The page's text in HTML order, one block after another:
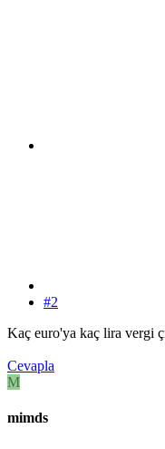
#2
Kaç euro'ya kaç lira vergi
Cevapla
M
mimds